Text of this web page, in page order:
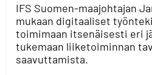
IFS Suomen-maajohtajan
mukaan digitaaliset
toimimaan itsenäisesti eri
tukemaan liiketoiminnan
saavuttamista.